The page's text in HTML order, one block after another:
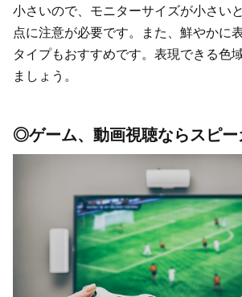
小さいので、モニターサイズが小さい
点に注意が必要です。また、鮮やかに
タイプもおすすめです。表現できる色
ましょう。
◎ゲーム、動画視聴ならスピー